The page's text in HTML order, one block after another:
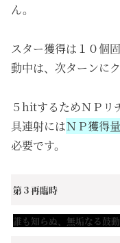
ん。
スター獲得は１０個
動中は、次ターンに
５hitするためＮＰリ
具連射にはＮＰ獲得
必要です。
第３再臨時
誰も知らぬ、無垢なる鼓